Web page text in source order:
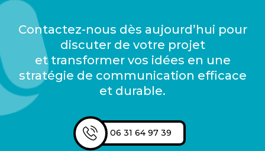
Contactez-nous dès aujourd’hui pour
discuter de votre projet
et transformer vos idées en une
stratégie de communication efficace
et durable.
06 31 64 97 39